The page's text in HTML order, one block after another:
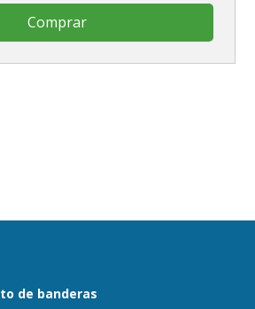
Comprar
de banderas